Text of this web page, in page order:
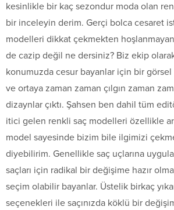
kesinlikle bir kaç sezondur moda olan
bir inceleyin derim. Gerçi bolca cesaret
modelleri dikkat çekmekten
de cazip değil ne dersiniz? Biz ekip
konumuzda cesur bayanlar için bir görsel
ve ortaya zaman zaman çılgın zaman
dizaynlar çıktı. Şahsen ben dahil tüm
itici gelen renkli saç modelleri özellikle
model sayesinde bizim bile ilgimizi
diyebilirim. Genellikle saç uçlarına
saçları için radikal bir değişime hazır
seçim olabilir bayanlar. Üstelik birkaç
seçenekleri ile saçınızda köklü bir